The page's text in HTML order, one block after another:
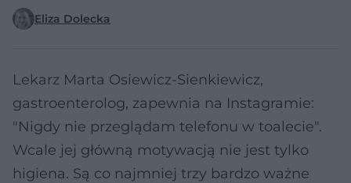
Eliza Dolecka
Lekarz Marta Osiewicz-Sienkiewicz,
gastroenterolog, zapewnia na Instagramie:
"Nigdy nie przeglądam telefonu w toalecie".
Wcale jej główną motywacją nie jest tylko
higiena. Są co najmniej trzy bardzo ważne